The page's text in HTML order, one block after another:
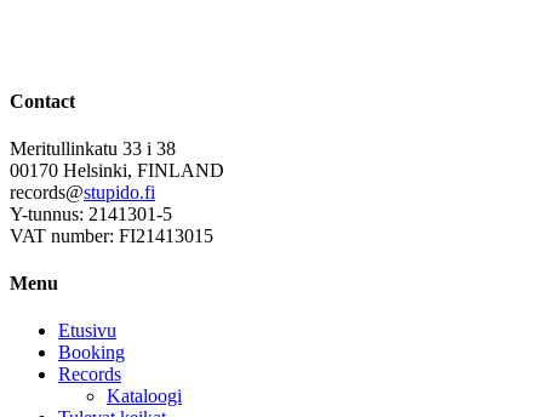
Contact
Meritullinkatu 33 i 38
00170 Helsinki, FINLAND
records@stupido.fi
Y-tunnus: 2141301-5
VAT number: FI21413015
Menu
Etusivu
Booking
Records
Kataloogi